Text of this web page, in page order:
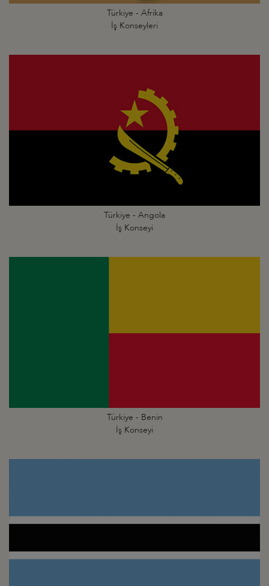
Türkiye - Afrika
İş Konseyleri
Türkiye - Angola
İş Konseyi
Türkiye - Benin
İş Konseyi